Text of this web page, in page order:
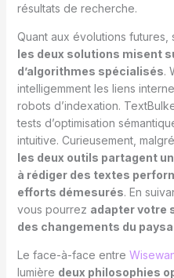
résultats de recherche.
Quant aux évolutions futures,
les deux solutions misent
d’algorithmes spécialisés.
intelligemment les liens
robots d’indexation.
tests d’optimisation
intuitive. Curieusement,
les deux outils partagent
à rédiger des textes
efforts démesurés. En
vous pourrez adapter votre
des changements du
Le face-à-face entre
lumière deux philosophies